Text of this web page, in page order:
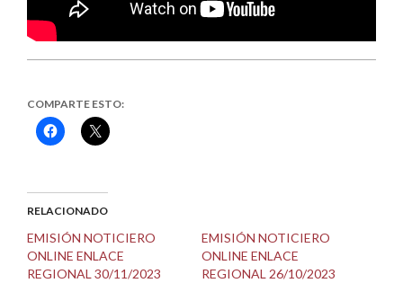
COMPARTE ESTO:
Haz
clic
(Se
abre
una
ventana
nueva)
Haz
clic
(Se
abre
una
ventana
nueva)
RELACIONADO
EMISIÓN NOTICIERO
ONLINE ENLACE
REGIONAL 30/11/2023
EMISIÓN NOTICIERO
ONLINE ENLACE
REGIONAL 26/10/2023